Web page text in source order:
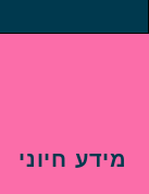
מידע חיוני